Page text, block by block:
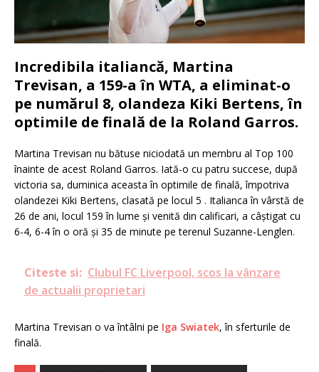
Incredibila italiancă, Martina
Trevisan, a 159-a în WTA, a eliminat-o
pe numărul 8, olandeza Kiki Bertens, în
optimile de finală de la Roland Garros.
Martina Trevisan nu bătuse niciodată un membru al Top 100
înainte de acest Roland Garros. Iată-o cu patru succese, după
victoria sa, duminica aceasta în optimile de finală, împotriva
olandezei Kiki Bertens, clasată pe locul 5 . Italianca în vârstă de
26 de ani, locul 159 în lume și venită din calificari, a câștigat cu
6-4, 6-4 în o oră și 35 de minute pe terenul Suzanne-Lenglen.
Citeste si: Clubul FC Liverpool, scos la vânzare
de actualii proprietari
Martina Trevisan o va întâlni pe Iga Swiatek, în sferturile de
finală.